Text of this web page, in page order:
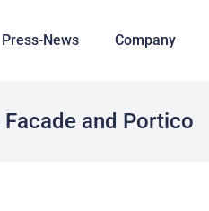
Press-News Company
Facade and Portico